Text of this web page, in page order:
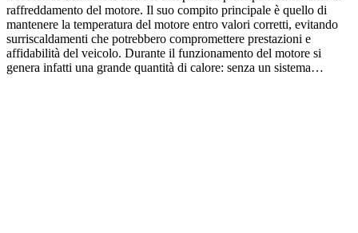
raffreddamento del motore. Il suo compito principale è quello di
mantenere la temperatura del motore entro valori corretti, evitando
surriscaldamenti che potrebbero compromettere prestazioni e
affidabilità del veicolo. Durante il funzionamento del motore si
genera infatti una grande quantità di calore: senza un sistema…